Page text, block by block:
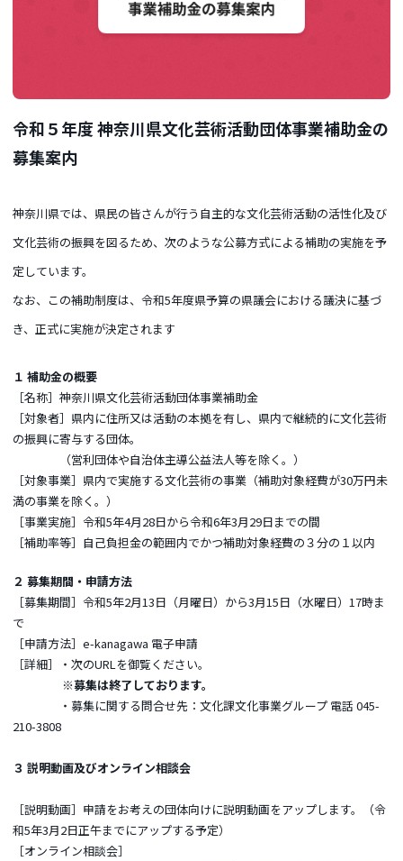
令和５年度 神奈川県文化芸術活動団体事業補助金の
募集案内
神奈川県では、県民の皆さんが行う自主的な文化芸術活動の活性化及び
文化芸術の振興を図るため、次のような公募方式による補助の実施を予
定しています。
なお、この補助制度は、令和5年度県予算の県議会における議決に基づ
き、正式に実施が決定されます
１ 補助金の概要
［名称］神奈川県文化芸術活動団体事業補助金
［対象者］県内に住所又は活動の本拠を有し、県内で継続的に文化芸術
の振興に寄与する団体。
（営利団体や自治体主導公益法人等を除く。）
［対象事業］県内で実施する文化芸術の事業（補助対象経費が30万円未
満の事業を除く。）
［事業実施］令和5年4月28日から令和6年3月29日までの間
［補助率等］自己負担金の範囲内でかつ補助対象経費の３分の１以内
２ 募集期間・申請方法
［募集期間］令和5年2月13日（月曜日）から3月15日（水曜日）17時ま
で
［申請方法］e-kanagawa 電子申請
［詳細］・次のURLを御覧ください。
※募集は終了しております。
・募集に関する問合せ先：文化課文化事業グループ 電話 045-
210-3808
３ 説明動画及びオンライン相談会
［説明動画］申請をお考えの団体向けに説明動画をアップします。（令
和5年3月2日正午までにアップする予定）
［オンライン相談会］